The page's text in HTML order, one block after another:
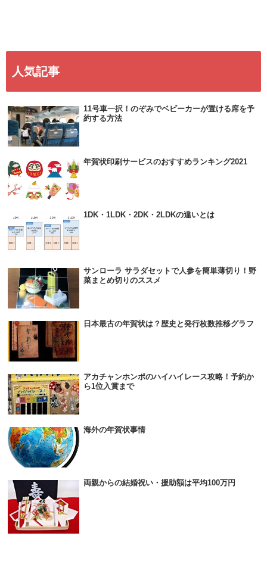
人気記事
11号車一択！のぞみでベビーカーが置ける席を予
約する方法
年賀状印刷サービスのおすすめランキング2021
1DK・1LDK・2DK・2LDKの違いとは
サンローラ サラダセットで人参を簡単薄切り！野
菜まとめ切りのススメ
日本最古の年賀状は？歴史と発行枚数推移グラフ
アカチャンホンポのハイハイレース攻略！予約か
ら1位入賞まで
海外の年賀状事情
両親からの結婚祝い・援助額は平均100万円